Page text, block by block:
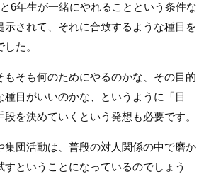
6年生が一緒にやれることという条件な
示されて、それに合致するような種目を
た。
もそも何のためにやるのかな、その目的
種目がいいのかな、というように「目
を決めていくという発想も必要です。
集団活動は、普段の対人関係の中で磨か
すということになっているのでしょう